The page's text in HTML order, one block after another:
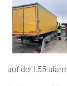
auf der L55